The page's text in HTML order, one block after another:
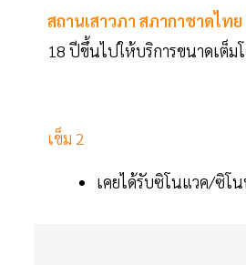
สถานเสาวภา สภากาชาดไทย
18 ปีขึ้นไปให้บริการขนาดเต็ม
เข็ม 2
เคยได้รับซิโนแวค/ซิโ